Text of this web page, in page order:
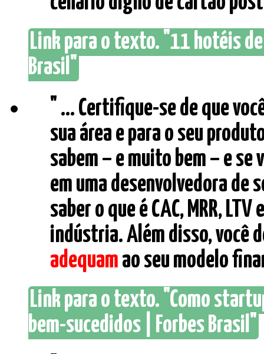
Link para o texto. "11 hotéis
Brasil"
" ... Certifique-se de que
sua área e para o seu
sabem – e muito bem – e
em uma desenvolvedora de
saber o que é CAC, MRR,
indústria. Além disso, você
adequamao seu modelo
Link para o texto. "Como
bem-sucedidos | Forbes Brasil"